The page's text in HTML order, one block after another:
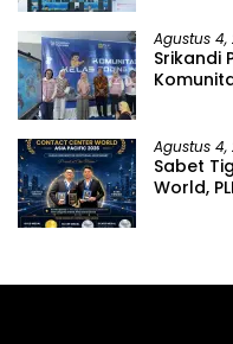
Agustus 4,
Srikandi
Agustus 4,
Sabet
World,